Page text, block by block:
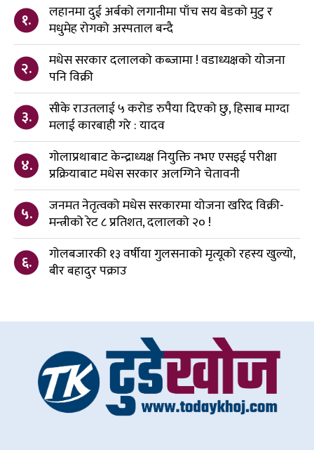
१.
लहानमा दुई अर्बको लगानीमा पाँच सय बेडको मुटु र
मधुमेह रोगको अस्पताल बन्दै
२.
मधेस सरकार दलालको कब्जामा ! वडाध्यक्षको योजना
पनि विक्री
३.
सीके राउतलाई ५ करोड रुपैया दिएको छु, हिसाब माग्दा
मलाई कारबाही गरे : यादव
४.
गोलाप्रथाबाट केन्द्राध्यक्ष नियुक्ति नभए एसइई परीक्षा
प्रक्रियाबाट मधेस सरकार अलग्गिने चेतावनी
५.
जनमत नेतृत्वको मधेस सरकारमा योजना खरिद विक्री-
मन्त्रीको रेट ८ प्रतिशत, दलालको २० !
६.
गोलबजारकी १३ वर्षीया गुलसनाको मृत्यूको रहस्य खुल्यो,
बीर बहादुर पक्राउ